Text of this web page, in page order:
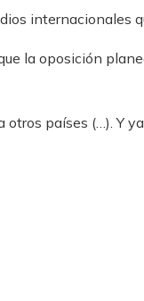
internacionales
la oposición
otros países (…). Y